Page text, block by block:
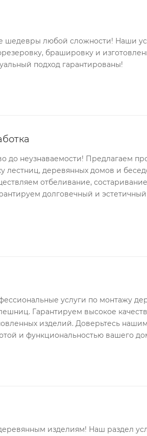
шедевры любой сложности! Наши
брашировку и
подход гарантированы!
до неузнаваемости! Предлагаем
лестниц, деревянных домов и
отбеливание,
долговечный и эстетичный
услуги по монтажу
Гарантируем высокое
изделий. Доверьтесь
и функциональностью вашего
изделиям! Наш раздел